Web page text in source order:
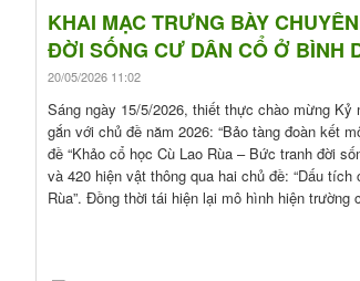
KHAI MẠC TRƯNG BÀY
ĐỜI SỐNG CƯ DÂN CỔ Ở BÌNH
20/05/2026 11:02
Sáng ngày 15/5/2026, thiết thực chào mừng Kỷ
gắn với chủ đề năm 2026: “Bảo tàng đoàn kết
đề “Khảo cổ học Cù Lao Rùa – Bức tranh đời
và 420 hiện vật thông qua hai chủ đề: “Dấu
Rùa”. Đồng thời tái hiện lại mô hình hiện